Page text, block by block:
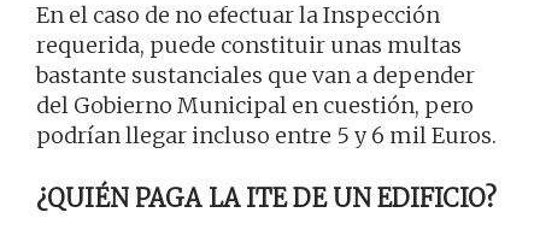
En el caso de no efectuar la Inspección
requerida, puede constituir unas multas
bastante sustanciales que van a depender
del Gobierno Municipal en cuestión, pero
podrían llegar incluso entre 5 y 6 mil Euros.
¿QUIÉN PAGA LA ITE DE UN EDIFICIO?